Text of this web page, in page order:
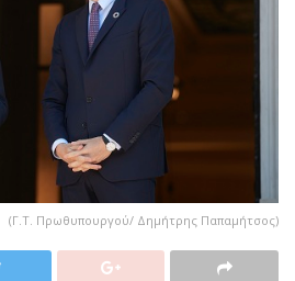
(Γ.Τ. Πρωθυπουργού/ Δημήτρης Παπαμήτσος)